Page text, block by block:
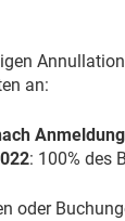
an:
Anmeldung
: 100% des
oder